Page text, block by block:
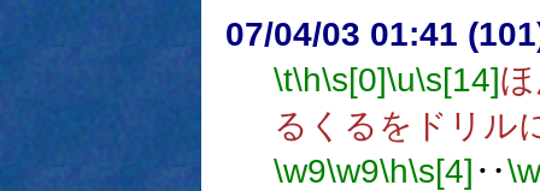
07/04/03 01:41
\t\h\s[0]\u\s[14]
るくるをドリル
\w9\w9\h\s[4] ‥